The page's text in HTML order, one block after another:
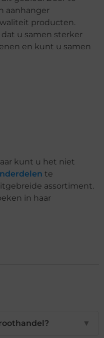
aanhanger
producten.
u samen sterker
en kunt u samen
kunt u het niet
te
assortiment.
in haar
▼